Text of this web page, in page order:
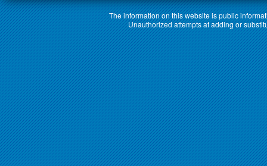
The information on this website is public
Unauthorized attempts at adding or